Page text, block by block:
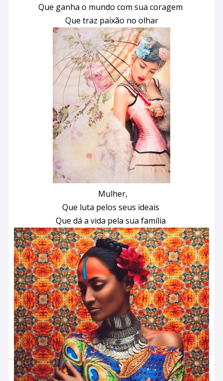
Que ganha o mundo com sua coragem
Que traz paixão no olhar
Mulher,
Que luta pelos seus ideais
Que dá a vida pela sua família